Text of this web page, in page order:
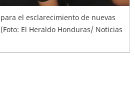
el esclarecimiento de nuevas
El Heraldo Honduras/ Noticias